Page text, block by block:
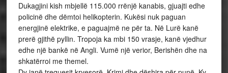
Dukagjini kish mbjellë 115.000 rrënjë kanabis, gjuajti edhe
policinë dhe dëmtoi helikopterin. Kukësi nuk paguan
energjinë elektrike, e paguajmë ne për ta. Në Lurë kanë
prerë gjithë pyllin. Tropoja ka mbi 150 vrasje, kanë vjedhur
edhe një bankë në Angli. Vumë një verior, Berishën dhe na
shkatërroi me themel.